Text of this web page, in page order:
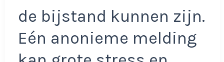
de bijstand kunnen zijn.
Eén anonieme melding